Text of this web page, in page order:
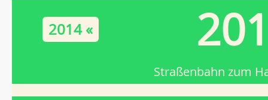
2014 «
Straßenbahn zum